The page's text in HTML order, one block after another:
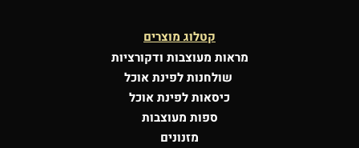
קטלוג מוצרים
מראות מעוצבות ודקורציות
שולחנות לפינת אוכל
כיסאות לפינת אוכל
ספות מעוצבות
מזנונים